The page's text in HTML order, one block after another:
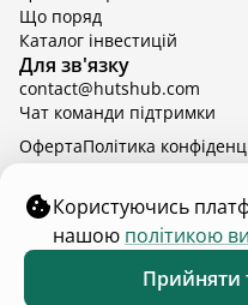
доба
2 дорослих
Що поряд
Каталог інвестицій
Для зв'язку
contact@hutshub.com
Чат команди підтримки
hutshub | ©2026
ОфертаПолітика
Користуючись
нашою політикою
Прийняти